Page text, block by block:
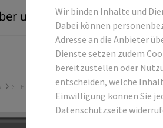
uns Produkte
STEUERUNGEN CASAMBI -X-B-S
Wir binden Inhalte und
Dabei können
Adresse an die Anbieter
Dienste setzen zudem
bereitzustellen oder
entscheiden, welche
Einwilligung können Sie
Datenschutzseite